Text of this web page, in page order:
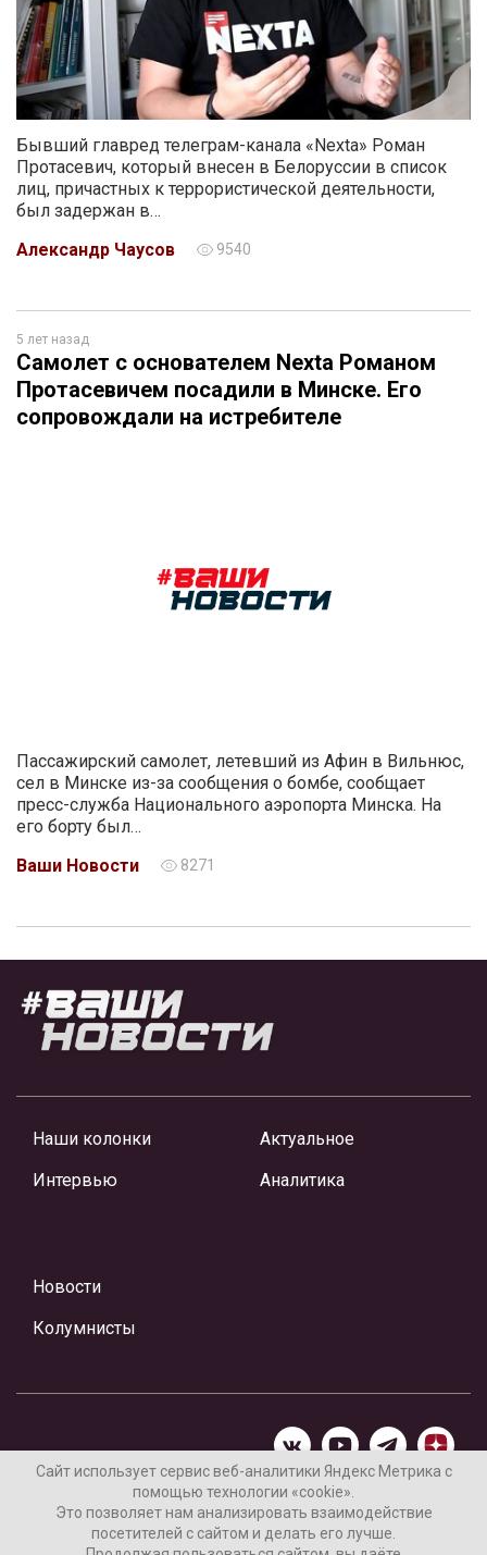
Бывший главред телеграм-канала «Nexta» Роман
Протасевич, который внесен в Белоруссии в список
лиц, причастных к террористической деятельности,
был задержан в…
Александр Чаусов
9540
5 лет назад
Самолет с основателем Nexta Романом
Протасевичем посадили в Минске. Его
сопровождали на истребителе
Пассажирский самолет, летевший из Афин в Вильнюс,
сел в Минске из-за сообщения о бомбе, сообщает
пресс-служба Национального аэропорта Минска. На
его борту был…
Ваши Новости
8271
Наши колонки
Интервью
Актуальное
Аналитика
Новости
Колумнисты
Материалы предоставлены редакцией Интернет-газеты
«Ваши новости»
Сайт использует сервис веб-аналитики Яндекс Метрика с
помощью технологии «cookie».
Это позволяет нам анализировать взаимодействие
посетителей с сайтом и делать его лучше.